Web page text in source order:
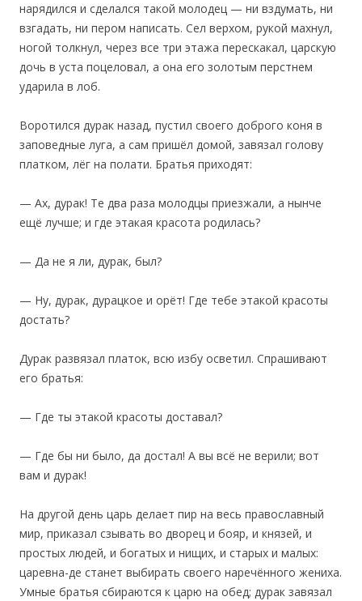
нарядился и сделался такой молодец — ни вздумать, ни
взгадать, ни пером написать. Сел верхом, рукой махнул,
ногой толкнул, через все три этажа перескакал, царскую
дочь в уста поцеловал, а она его золотым перстнем
ударила в лоб.
‎Воротился дурак назад, пустил своего доброго коня в
заповедные луга, а сам пришёл домой, завязал голову
платком, лёг на полати. Братья приходят:
— Ах, дурак! Те два раза молодцы приезжали, а нынче
ещё лучше; и где этакая красота родилась?
— Да не я ли, дурак, был?
— Ну, дурак, дурацкое и орёт! Где тебе этакой красоты
достать?
Дурак развязал платок, всю избу осветил. Спрашивают
его братья:
— Где ты этакой красоты доставал?
— Где бы ни было, да достал! А вы всё не верили; вот
вам и дурак!
‎На другой день царь делает пир на весь православный
мир, приказал сзывать во дворец и бояр, и князей, и
простых людей, и богатых и нищих, и старых и малых:
царевна-де станет выбирать своего наречённого жениха.
Умные братья сбираются к царю на обед; дурак завязал